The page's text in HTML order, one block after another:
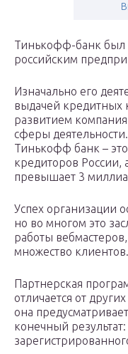
Тинькофф-банк был
российским
Изначально его
выдачей кредитных
развитием
сферы
Тинькофф банк –
кредиторов России,
превышает 3
Успех организации
но во многом это
работы
множество клиентов.
Партнерская
отличается от
она
конечный